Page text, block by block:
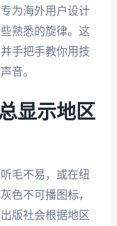
为海外用户设计
熟悉的旋律。这
手把手教你用技
音。
显示地区
毛不易，或在纽
色不可播图标，
版社会根据地区